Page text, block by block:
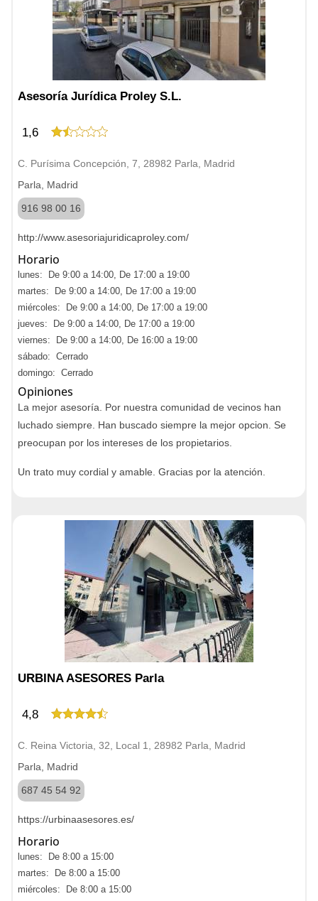
Asesoría Jurídica Proley S.L.
1,6
C. Purísima Concepción, 7, 28982 Parla, Madrid
Parla, Madrid
916 98 00 16
http://www.asesoriajuridicaproley.com/
Horario
lunes: De 9:00 a 14:00, De 17:00 a 19:00
martes: De 9:00 a 14:00, De 17:00 a 19:00
miércoles: De 9:00 a 14:00, De 17:00 a 19:00
jueves: De 9:00 a 14:00, De 17:00 a 19:00
viernes: De 9:00 a 14:00, De 16:00 a 19:00
sábado: Cerrado
domingo: Cerrado
Opiniones
La mejor asesoría. Por nuestra comunidad de vecinos han
luchado siempre. Han buscado siempre la mejor opcion. Se
preocupan por los intereses de los propietarios.
Un trato muy cordial y amable. Gracias por la atención.
URBINA ASESORES Parla
4,8
C. Reina Victoria, 32, Local 1, 28982 Parla, Madrid
Parla, Madrid
687 45 54 92
https://urbinaasesores.es/
Horario
lunes: De 8:00 a 15:00
martes: De 8:00 a 15:00
miércoles: De 8:00 a 15:00